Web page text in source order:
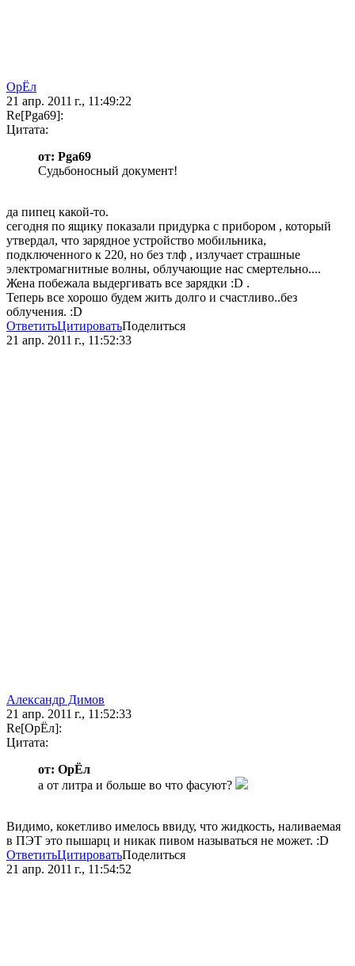
ОрЁл
21 апр. 2011 г., 11:49:22
Re[Pga69]:
Цитата:
от: Pga69
Судьбоносный документ!
да пипец какой-то.
сегодня по ящику показали придурка с прибором , который
утвердал, что зарядное устройство мобильника,
подключенного к 220, но без тлф , излучает страшные
электромагнитные волны, облучающие нас смертельно....
Жена побежала выдергивать все зарядки :D .
Теперь все хорошо будем жить долго и счастливо..без
облучения. :D
ОтветитьЦитироватьПоделиться
21 апр. 2011 г., 11:52:33
Александр Димов
21 апр. 2011 г., 11:52:33
Re[ОрЁл]:
Цитата:
от: ОрЁл
а от литра и больше во что фасуют?
Видимо, кокетливо имелось ввиду, что жидкость, наливаемая
в ПЭТ это пышарц и никак пивом называться не может. :D
ОтветитьЦитироватьПоделиться
21 апр. 2011 г., 11:54:52